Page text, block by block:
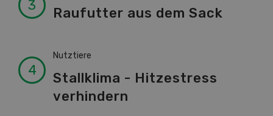
Raufutter aus dem Sack
Nutztiere
Stallklima - Hitzestress
verhindern